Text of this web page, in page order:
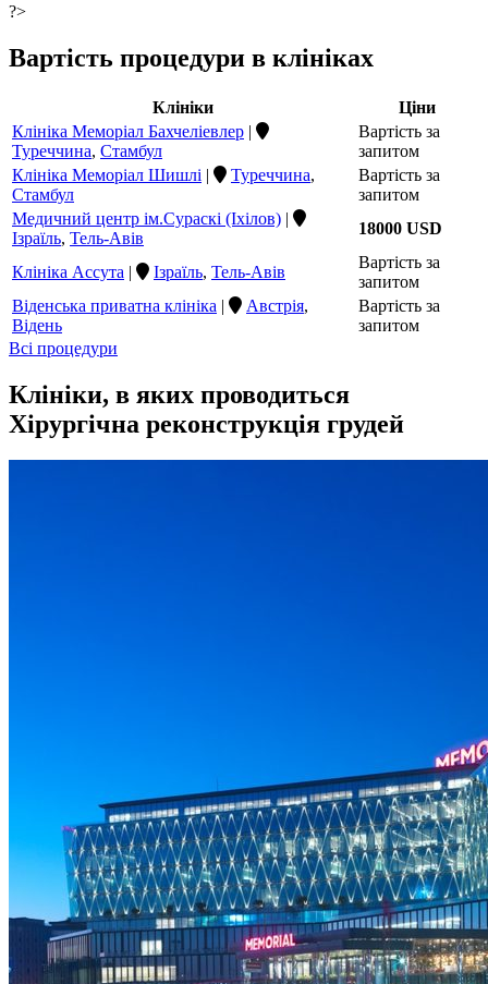
?>
Вартість процедури в клініках
Клініки
Ціни
Клініка Меморіал Бахчеліевлер |
Туреччина, Стамбул
Вартість за
запитом
Клініка Меморіал Шишлі | Туреччина,
Стамбул
Вартість за
запитом
Медичний центр ім.Сураскі (Іхілов) |
Ізраїль, Тель-Авів
18000 USD
Клініка Ассута | Ізраїль, Тель-Авів
Вартість за
запитом
Віденська приватна клініка | Австрія,
Відень
Вартість за
запитом
Всі процедури
Клініки, в яких проводиться
Хірургічна реконструкція грудей